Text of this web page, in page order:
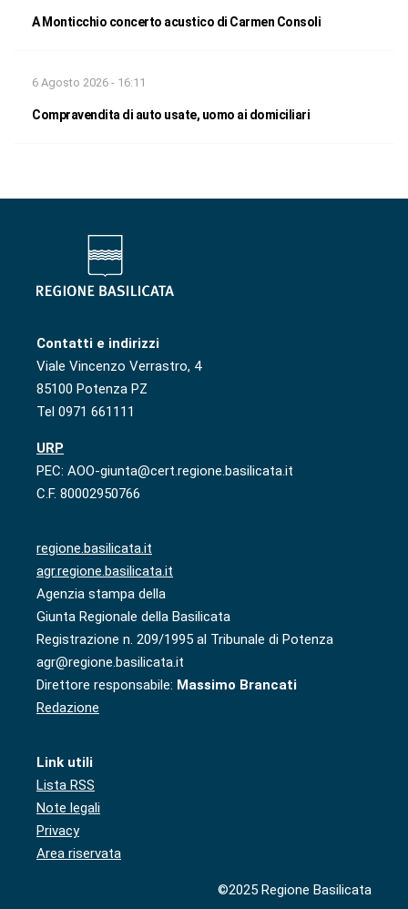
A Monticchio concerto acustico di Carmen Consoli
6 Agosto 2026 - 16:11
Compravendita di auto usate, uomo ai domiciliari
Contatti e indirizzi
Viale Vincenzo Verrastro, 4
85100 Potenza PZ
Tel 0971 661111
URP
PEC: AOO-giunta@cert.regione.basilicata.it
C.F. 80002950766
regione.basilicata.it
agr.regione.basilicata.it
Agenzia stampa della
Giunta Regionale della Basilicata
Registrazione n. 209/1995 al Tribunale di Potenza
agr@regione.basilicata.it
Direttore responsabile: Massimo Brancati
Redazione
Link utili
Lista RSS
Note legali
Privacy
Area riservata
©2025 Regione Basilicata